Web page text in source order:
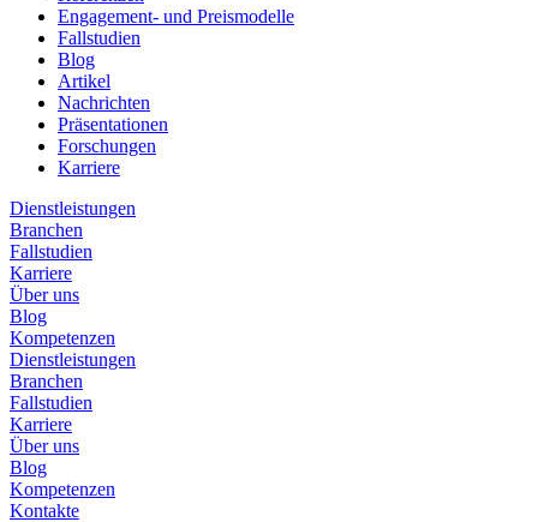
Engagement- und Preismodelle
Fallstudien
Blog
Artikel
Nachrichten
Präsentationen
Forschungen
Karriere
Dienstleistungen
Branchen
Fallstudien
Karriere
Über uns
Blog
Kompetenzen
Dienstleistungen
Branchen
Fallstudien
Karriere
Über uns
Blog
Kompetenzen
Kontakte